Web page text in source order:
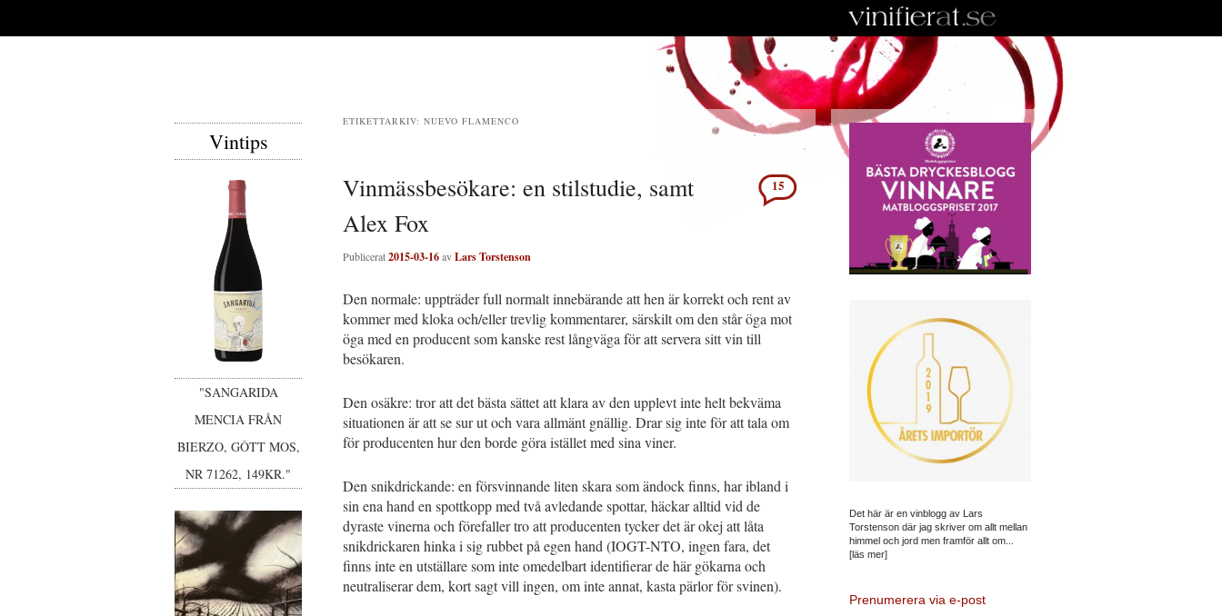
ETIKETTARKIV: NUEVO FLAMENCO
Vinmässbesökare: en stilstudie, samt
Alex Fox
Publicerat2015-03-16avLars Torstenson
15
Den normale: uppträder full normalt innebärande att hen är korrekt och rent av
kommer med kloka och/eller trevlig kommentarer, särskilt om den står öga mot
öga med en producent som kanske rest långväga för att servera sitt vin till
besökaren.
Den osäkre: tror att det bästa sättet att klara av den upplevt inte helt bekväma
situationen är att se sur ut och vara allmänt gnällig. Drar sig inte för att tala om
för producenten hur den borde göra istället med sina viner.
Den snikdrickande: en försvinnande liten skara som ändock finns, har ibland i
sin ena hand en spottkopp med två avledande spottar, häckar alltid vid de
dyraste vinerna och förefaller tro att producenten tycker det är okej att låta
snikdrickaren hinka i sig rubbet på egen hand (IOGT-NTO, ingen fara, det
finns inte en utställare som inte omedelbart identifierar de här gökarna och
neutraliserar dem, kort sagt vill ingen, om inte annat, kasta pärlor för svinen).
Det här är en vinblogg av Lars
Torstenson där jag skriver om allt mellan
himmel och jord men framför allt om...
[läs mer]
Prenumerera via e-post
Vintips
"SANGARIDA
MENCIA FRÅN
BIERZO, GÔTT MOS,
NR 71262, 149KR."